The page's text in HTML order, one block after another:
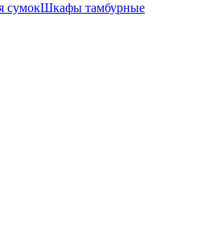
сумокШкафы тамбурные